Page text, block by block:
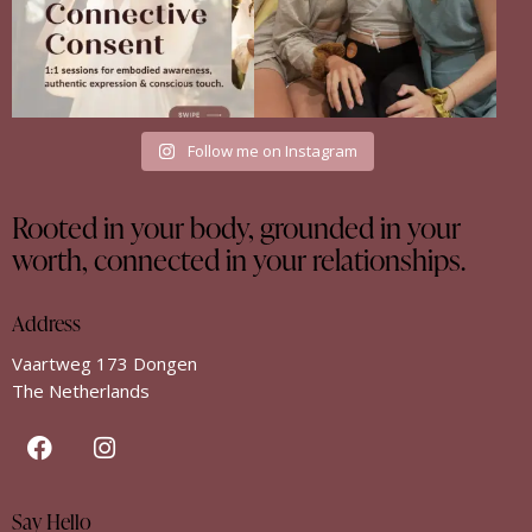
Follow me on Instagram
Rooted in your body, grounded in your
worth, connected in your relationships.
Address
Vaartweg 173 Dongen
The Netherlands
Say Hello